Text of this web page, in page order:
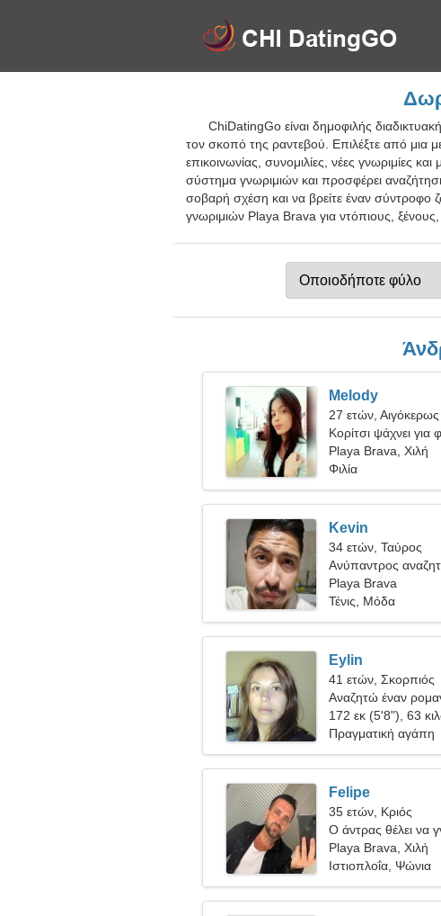
ChiDatingGo είναι δημοφιλής
τον σκοπό της ραντεβού. Επιλέξτε από μια
επικοινωνίας, συνομιλίες, νέες γνωριμίες
σύστημα γνωριμιών και προσφέρει
σοβαρή σχέση και να βρείτε έναν σύντροφο
γνωριμιών Playa Brava για ντόπιους, ξένους,
Melody
27 ετών, Αιγόκερως
Κορίτσι ψάχνει για
Playa Brava, Χιλή
Φιλία
Kevin
34 ετών, Ταύρος
Ανύπαντρος
Playa Brava
Τένις, Μόδα
Eylin
41 ετών, Σκορπιός
Αναζητώ έναν
172 εκ (5'8"), 63
Πραγματική αγάπη
Felipe
35 ετών, Κριός
Ο άντρας θέλει να
Playa Brava, Χιλή
Ιστιοπλοΐα, Ψώνια